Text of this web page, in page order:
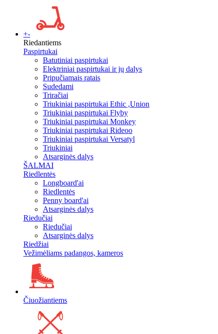
+-
Riedantiems
Paspirtukai
Batutiniai paspirtukai
Elektriniai paspirtukai ir jų dalys
Pripučiamais ratais
Sudedami
Triračiai
Triukiniai paspirtukai Ethic ,Union
Triukiniai paspirtukai Flyby
Triukiniai paspirtukai Monkey
Triukiniai paspirtukai Rideoo
Triukiniai paspirtukai Versatyl
Triukiniai
Atsarginės dalys
ŠALMAI
Riedlentės
Longboard'ai
Riedlentės
Penny board'ai
Atsarginės dalys
Riedučiai
Riedučiai
Atsarginės dalys
Riedžiai
Vežimėliams padangos, kameros
Čiuožiantiems